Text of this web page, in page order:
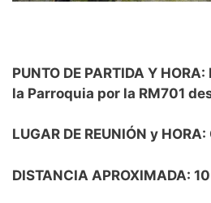
PUNTO DE PARTIDA Y
la Parroquia por la RM701
LUGAR DE REUNIÓN y
DISTANCIA APROXIMADA: